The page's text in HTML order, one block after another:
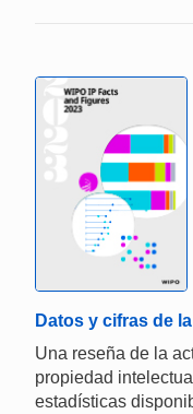
Datos y cifras de
Una reseña de la
propiedad
estadísticas